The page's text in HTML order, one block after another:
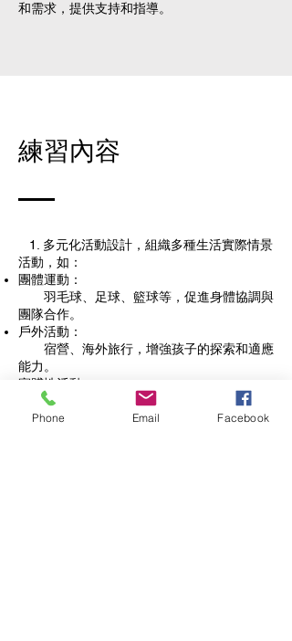
和需求，提供支持和指導。
練習內容
1. 多元化活動設計，組織多種生活實際情景
活動，如：
團體運動：
羽毛球、足球、籃球等，促進身體協調與
團隊合作。
戶外活動：
宿營、海外旅行，增強孩子的探索和適應
能力。
實踐性活動：
農耕和工廠生產等，增進孩子的實際操作
技能。
Phone Email Facebook